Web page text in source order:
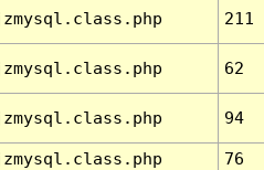
211
62
94
76